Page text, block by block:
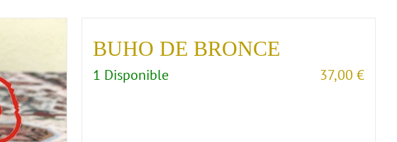
BUHO DE BRONCE
1 Disponible 37,00 €